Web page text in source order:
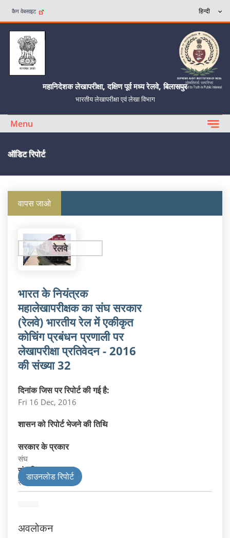
कैग वेबसाइट
महानिदेशक लेखापरीक्षा, दक्षिण पूर्व मध्य रेलवे, बिलासपुर
भारतीय लेखापरीक्षा एवं लेखा विभाग
Menu
ऑडिट रिपोर्ट
वापस जाओ
रेलवे
भारत के नियंत्रक
महालेखापरीक्षक का संघ सरकार
(रेलवे) भारतीय रेल में एकीकृत
कोचिंग प्रबंधन प्रणाली पर
लेखापरीक्षा प्रतिवेदन - 2016
की संख्या 32
दिनांक जिस पर रिपोर्ट की गई है:
Fri 16 Dec, 2016
शासन को रिपोर्ट भेजने की तिथि
सरकार के प्रकार
संघ
संघ विभाग
रेलवेडाउनलोड रिपोर्ट
अवलोकन